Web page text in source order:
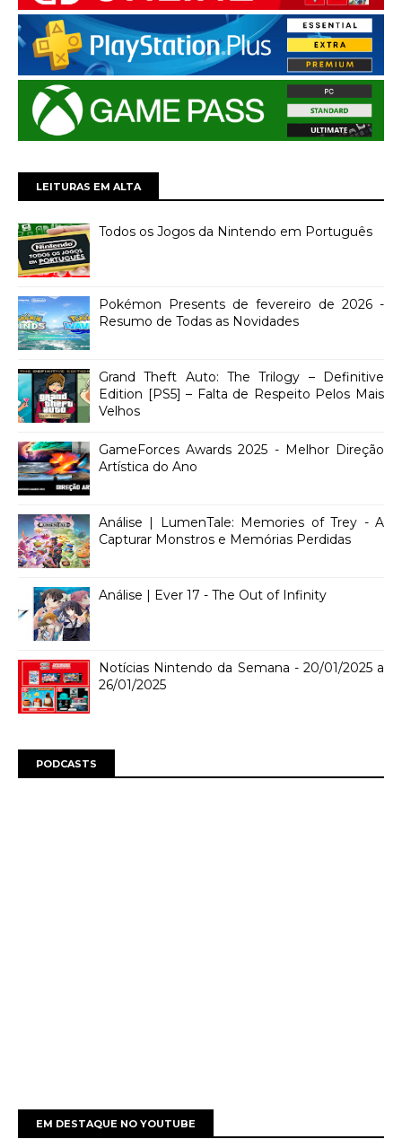
LEITURAS EM ALTA
Todos os Jogos da Nintendo em Português
Pokémon Presents de fevereiro de 2026 -
Resumo de Todas as Novidades
Grand Theft Auto: The Trilogy – Definitive
Edition [PS5] – Falta de Respeito Pelos Mais
Velhos
GameForces Awards 2025 - Melhor Direção
Artística do Ano
Análise | LumenTale: Memories of Trey - A
Capturar Monstros e Memórias Perdidas
Análise | Ever 17 - The Out of Infinity
Notícias Nintendo da Semana - 20/01/2025 a
26/01/2025
PODCASTS
EM DESTAQUE NO YOUTUBE